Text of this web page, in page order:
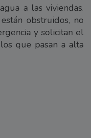
a las viviendas.
obstruidos, no
y solicitan el
que pasan a alta